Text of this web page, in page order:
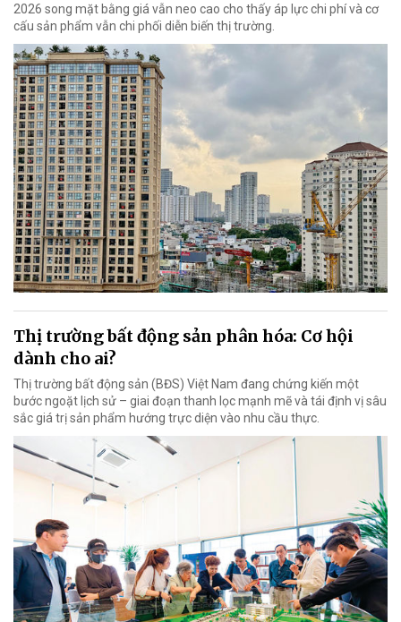
2026 song mặt bằng giá vẫn neo cao cho thấy áp lực chi phí và cơ
cấu sản phẩm vẫn chi phối diễn biến thị trường.
Thị trường bất động sản phân hóa: Cơ hội
dành cho ai?
Thị trường bất động sản (BĐS) Việt Nam đang chứng kiến một
bước ngoặt lịch sử – giai đoạn thanh lọc mạnh mẽ và tái định vị sâu
sắc giá trị sản phẩm hướng trực diện vào nhu cầu thực.